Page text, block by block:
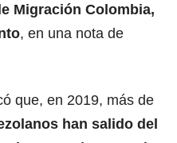
Migración Colombia,
, en una nota de
que, en 2019, más de
han salido del